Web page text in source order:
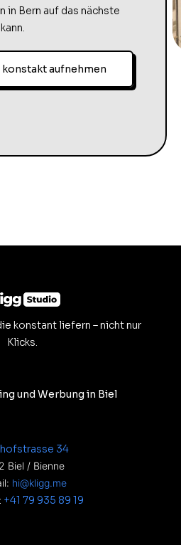
in Bern auf das nächste
aufnehmen
konstant liefern – nicht nur
Klicks.
und Werbung in Biel
34
Biel / Bienne
hi@kligg.me
+41 79 935 89 19